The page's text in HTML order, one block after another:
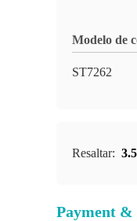
Modelo de
ST7262
Resaltar:
Payment &